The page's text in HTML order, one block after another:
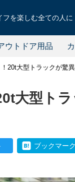
フを楽しむ全ての人
ウトドア用品
20t大型トラックが驚
大型ト
ブックマーク